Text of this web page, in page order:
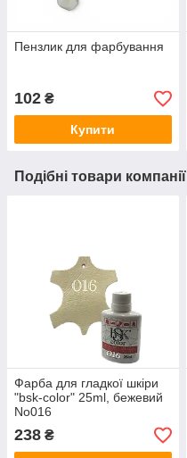
Пензлик для фарбування
102 ₴
Купити
Подібні товари компанії
Фарба для гладкої шкіри
"bsk-color" 25ml, бежевий
No016
238 ₴